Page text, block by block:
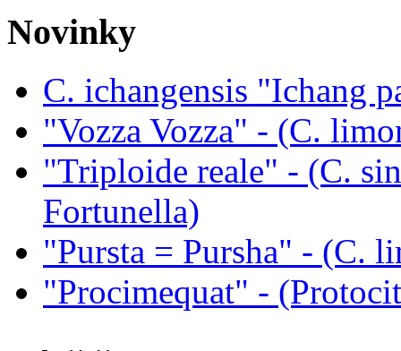
Novinky
C. ichangensis "Ichang
"Vozza Vozza" - (C.
"Triploide reale" - (C.
Fortunella)
"Pursta = Pursha" - (C.
"Procimequat" -